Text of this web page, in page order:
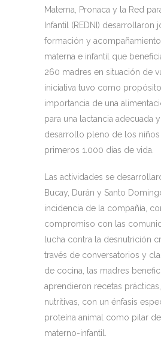
Materna, Pronaca y la Red
Infantil (REDNI) desarrollaron
formación y
materna e infantil que
260 madres en situación de
iniciativa tuvo como
importancia de una
para una lactancia adecuada
desarrollo pleno de los niños
primeros 1.000 días de vida.
Las actividades se
Bucay, Durán y Santo
incidencia de la compañía,
compromiso con las
lucha contra la desnutrición
través de conversatorios y
de cocina, las madres
aprendieron recetas
nutritivas, con un énfasis
proteína animal como pilar
materno-infantil.